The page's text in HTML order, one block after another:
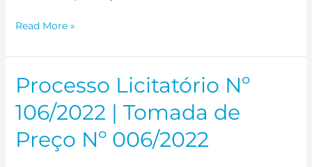
Read More »
Processo Licitatório Nº
106/2022 | Tomada de
Preço Nº 006/2022
Processo
Licitatório
Nº
106/2022